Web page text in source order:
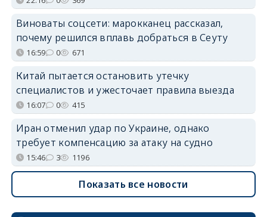
Виноваты соцсети: марокканец рассказал,
почему решился вплавь добраться в Сеуту
16:59 0 671
Китай пытается остановить утечку
специалистов и ужесточает правила выезда
16:07 0 415
Иран отменил удар по Украине, однако
требует компенсацию за атаку на судно
15:46 3 1196
Показать все новости